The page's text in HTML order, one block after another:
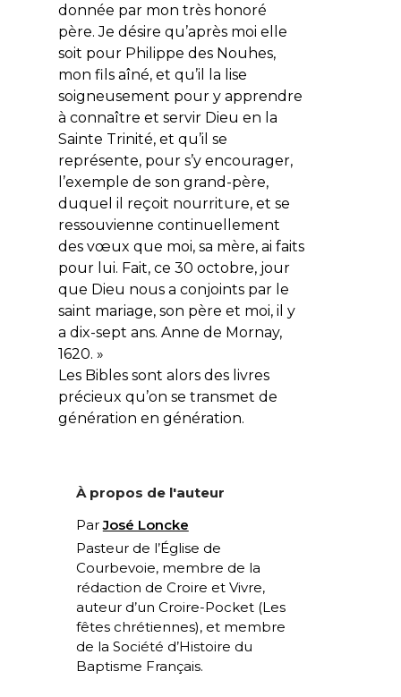
donnée par mon très honoré
père. Je désire qu’après moi elle
soit pour Philippe des Nouhes,
mon fils aîné, et qu’il la lise
soigneusement pour y apprendre
à connaître et servir Dieu en la
Sainte Trinité, et qu’il se
représente, pour s’y encourager,
l’exemple de son grand-père,
duquel il reçoit nourriture, et se
ressouvienne continuellement
des vœux que moi, sa mère, ai faits
pour lui. Fait, ce 30 octobre, jour
que Dieu nous a conjoints par le
saint mariage, son père et moi, il y
a dix-sept ans. Anne de Mornay,
1620. »
Les Bibles sont alors des livres
précieux qu’on se transmet de
génération en génération.
À propos de l'auteur
ParJosé Loncke
Pasteur de l’Église de
Courbevoie, membre de la
rédaction de Croire et Vivre,
auteur d’un Croire-Pocket (Les
fêtes chrétiennes), et membre
de la Société d’Histoire du
Baptisme Français.